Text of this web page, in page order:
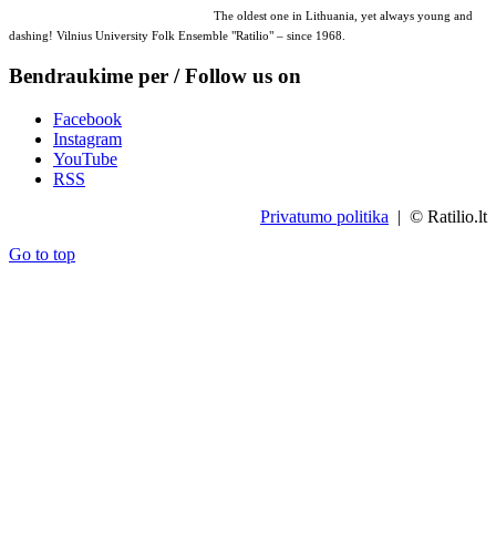
The oldest one in Lithuania, yet always young and
dashing! Vilnius University Folk Ensemble "Ratilio" – since 1968.
Bendraukime per / Follow us on
Facebook
Instagram
YouTube
RSS
Privatumo politika | © Ratilio.lt
Go to top